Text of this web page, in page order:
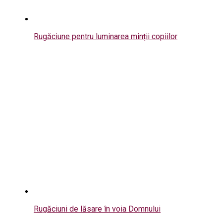
Rugăciune pentru luminarea minții copiilor
Rugăciuni de lăsare în voia Domnului